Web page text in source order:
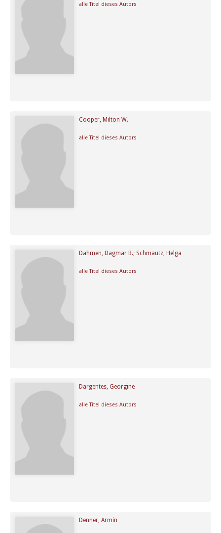
alle Titel dieses Autors
Cooper, Milton W.
alle Titel dieses Autors
Dahmen, Dagmar B.; Schmautz, Helga
alle Titel dieses Autors
Dargentes, Georgine
alle Titel dieses Autors
Denner, Armin